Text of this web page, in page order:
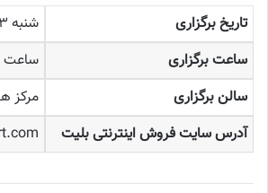
تاریخ برگزاری
شنبه ۳ اسفند ۱۳۹۸
ساعت برگزاری
ساعت ۱۸:۴۵ و ۲۲:۰۰
سالن برگزاری
مرکز
آدرس سایت فروش اینترنتی بلیت